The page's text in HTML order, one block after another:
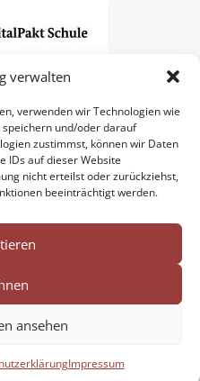
verwalten
verwenden wir Technologien wie
und/oder darauf
zustimmst, können wir Daten
IDs auf dieser Website
nicht erteilst oder zurückziehst,
beeinträchtigt werden.
ansehen
Impressum
(EU)
Kirchheimbolanden